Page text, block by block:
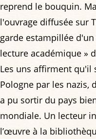
reprend le bouquin.
l'ouvrage diffusée sur
garde estampillée
lecture académique »
Les uns affirment qu'il
Pologne par les nazis,
a pu sortir du pays
mondiale. Un lecteur
l’œuvre à la